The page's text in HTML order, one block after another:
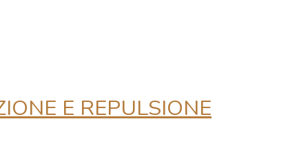
E REPULSIONE